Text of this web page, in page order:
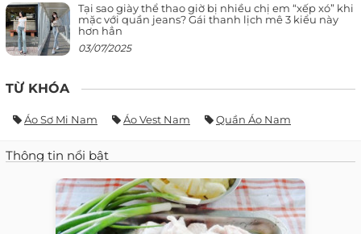
Tại sao giày thể thao giờ bị nhiều chị em “xếp xó” khi
mặc với quần jeans? Gái thanh lịch mê 3 kiểu này
hơn hẳn
03/07/2025
TỪ KHÓA
Áo Sơ Mi Nam Áo Vest Nam Quần Áo Nam
Thông tin nổi bật